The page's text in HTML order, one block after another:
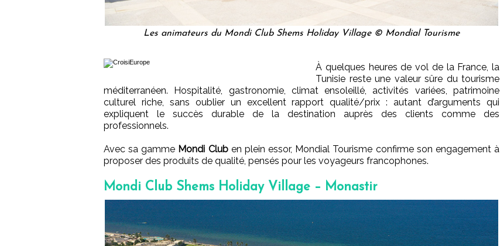
Les animateurs du Mondi Club Shems Holiday Village © Mondial Tourisme
À quelques heures de vol de la France, la
Tunisie reste une valeur sûre du tourisme
méditerranéen. Hospitalité, gastronomie, climat ensoleillé, activités variées, patrimoine
culturel riche, sans oublier un excellent rapport qualité/prix : autant d’arguments qui
expliquent le succès durable de la destination auprès des clients comme des
professionnels.
Avec sa gamme Mondi Cluben plein essor, Mondial Tourisme confirme son engagement à
proposer des produits de qualité, pensés pour les voyageurs francophones.
Mondi Club Shems Holiday Village – Monastir